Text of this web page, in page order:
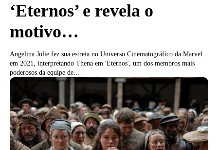
‘Eternos’ e revela o
motivo…
Angelina Jolie fez sua estreia no Universo Cinematográfico da Marvel
em 2021, interpretando Thena em 'Eternos', um dos membros mais
poderosos da equipe de...